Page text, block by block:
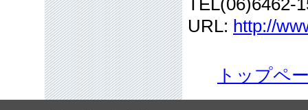
TEL(06)6462-
URL: http://
トップペ